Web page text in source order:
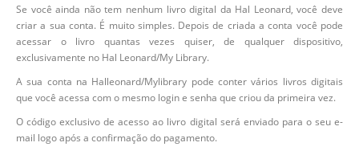
Se você ainda não tem nenhum livro digital da Hal Leonard, você deve
criar a sua conta. É muito simples. Depois de criada a conta você pode
acessar o livro quantas vezes quiser, de qualquer dispositivo,
exclusivamente no Hal Leonard/My Library.
A sua conta na Halleonard/Mylibrary pode conter vários livros digitais
que você acessa com o mesmo login e senha que criou da primeira vez.
O código exclusivo de acesso ao livro digital será enviado para o seu e-
mail logo após a confirmação do pagamento.